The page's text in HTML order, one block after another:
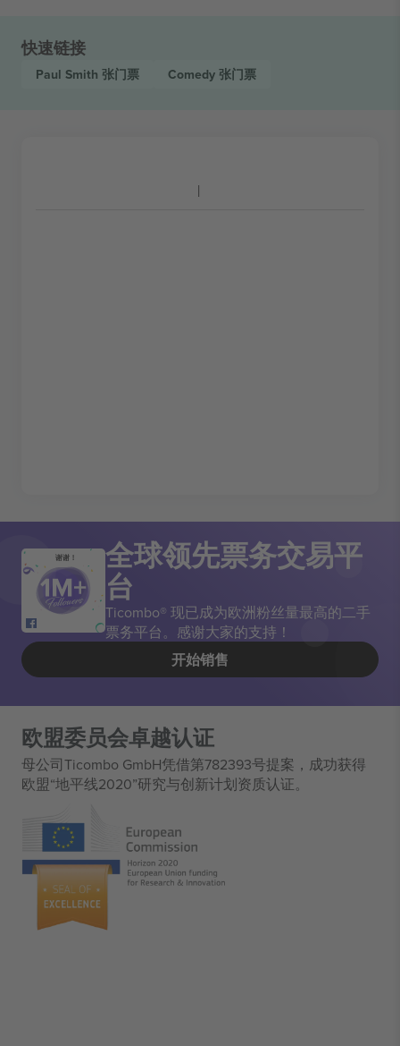
快速链接
Paul Smith 张门票 Comedy 张门票
谢谢！ 全球领先票务交易平
台
Ticombo® 现已成为欧洲粉丝量最高的二手
票务平台。感谢大家的支持！
开始销售
欧盟委员会卓越认证
母公司Ticombo GmbH凭借第782393号提案，成功获得
欧盟“地平线2020”研究与创新计划资质认证。